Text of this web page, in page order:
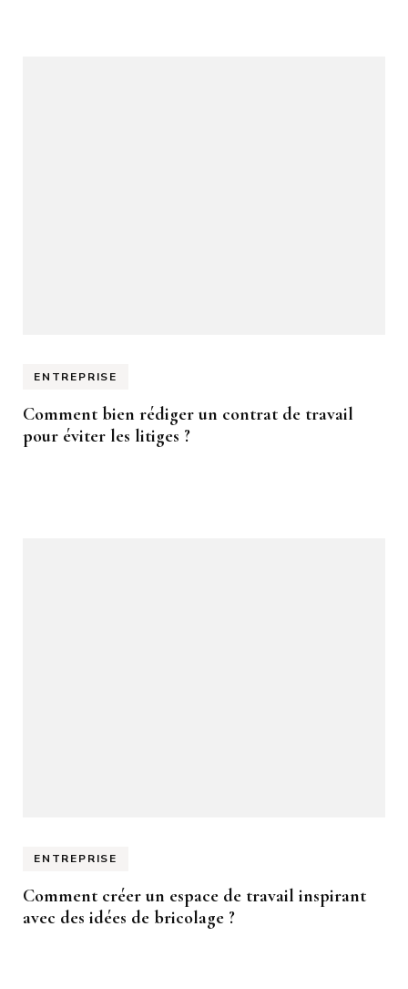
ENTREPRISE
Comment bien rédiger un contrat de travail
pour éviter les litiges ?
ENTREPRISE
Comment créer un espace de travail inspirant
avec des idées de bricolage ?